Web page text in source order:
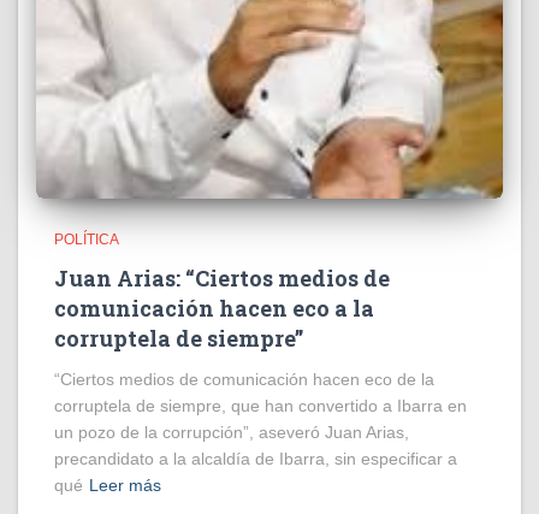
POLÍTICA
Juan Arias: “Ciertos medios de
comunicación hacen eco a la
corruptela de siempre”
“Ciertos medios de comunicación hacen eco de la
corruptela de siempre, que han convertido a Ibarra en
un pozo de la corrupción”, aseveró Juan Arias,
precandidato a la alcaldía de Ibarra, sin especificar a
qué Leer más